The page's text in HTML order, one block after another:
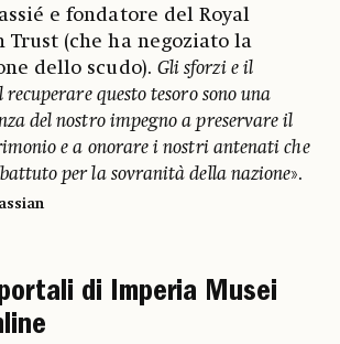
e fondatore del Royal
Trust (che ha negoziato la
dello scudo). Gli sforzi e il
recuperare questo tesoro sono una
del nostro impegno a preservare il
e a onorare i nostri antenati che
per la sovranità della nazione».
di Imperia Musei